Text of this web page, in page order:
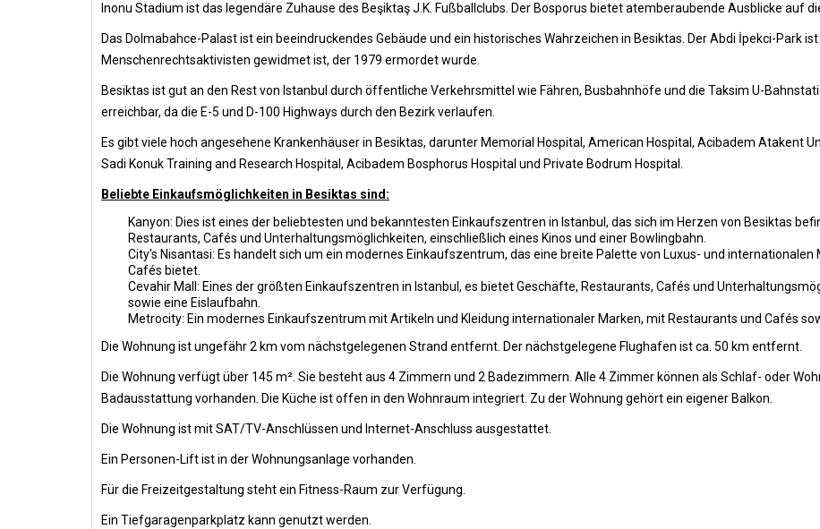
Inonu Stadium ist das legendäre Zuhause des Beşiktaş J.K. Fußballclubs. Der Bosporus bietet atemberaubende Ausblicke auf
Das Dolmabahce-Palast ist ein beeindruckendes Gebäude und ein historisches Wahrzeichen in Besiktas. Der Abdi İpekci-Park
Menschenrechtsaktivisten gewidmet ist, der 1979 ermordet wurde.
Besiktas ist gut an den Rest von Istanbul durch öffentliche Verkehrsmittel wie Fähren, Busbahnhöfe und die Taksim U-
erreichbar, da die E-5 und D-100 Highways durch den Bezirk verlaufen.
Es gibt viele hoch angesehene Krankenhäuser in Besiktas, darunter Memorial Hospital, American Hospital, Acibadem Atakent
Sadi Konuk Training and Research Hospital, Acibadem Bosphorus Hospital und Private Bodrum Hospital.
Beliebte Einkaufsmöglichkeiten in Besiktas sind:
Kanyon: Dies ist eines der beliebtesten und bekanntesten Einkaufszentren in Istanbul, das sich im Herzen von Besiktas
Restaurants, Cafés und Unterhaltungsmöglichkeiten, einschließlich eines Kinos und einer Bowlingbahn.
City's Nisantasi: Es handelt sich um ein modernes Einkaufszentrum, das eine breite Palette von Luxus- und
Cafés bietet.
Cevahir Mall: Eines der größten Einkaufszentren in Istanbul, es bietet Geschäfte, Restaurants, Cafés und
sowie eine Eislaufbahn.
Metrocity: Ein modernes Einkaufszentrum mit Artikeln und Kleidung internationaler Marken, mit Restaurants und Cafés
Die Wohnung ist ungefähr 2 km vom nächstgelegenen Strand entfernt. Der nächstgelegene Flughafen ist ca. 50 km entfernt.
Die Wohnung verfügt über 145 m². Sie besteht aus 4 Zimmern und 2 Badezimmern. Alle 4 Zimmer können als Schlaf- oder
Badausstattung vorhanden. Die Küche ist offen in den Wohnraum integriert. Zu der Wohnung gehört ein eigener Balkon.
Die Wohnung ist mit SAT/TV-Anschlüssen und Internet-Anschluss ausgestattet.
Ein Personen-Lift ist in der Wohnungsanlage vorhanden.
Für die Freizeitgestaltung steht ein Fitness-Raum zur Verfügung.
Ein Tiefgaragenparkplatz kann genutzt werden.